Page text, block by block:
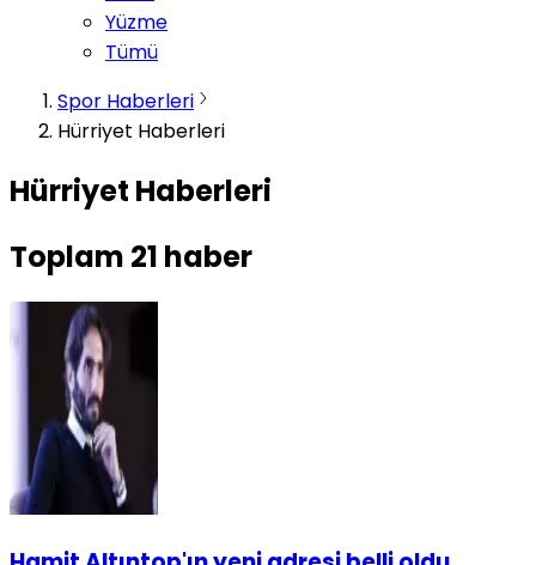
Yüzme
Tümü
Spor Haberleri
Hürriyet Haberleri
Hürriyet Haberleri
Toplam 21 haber